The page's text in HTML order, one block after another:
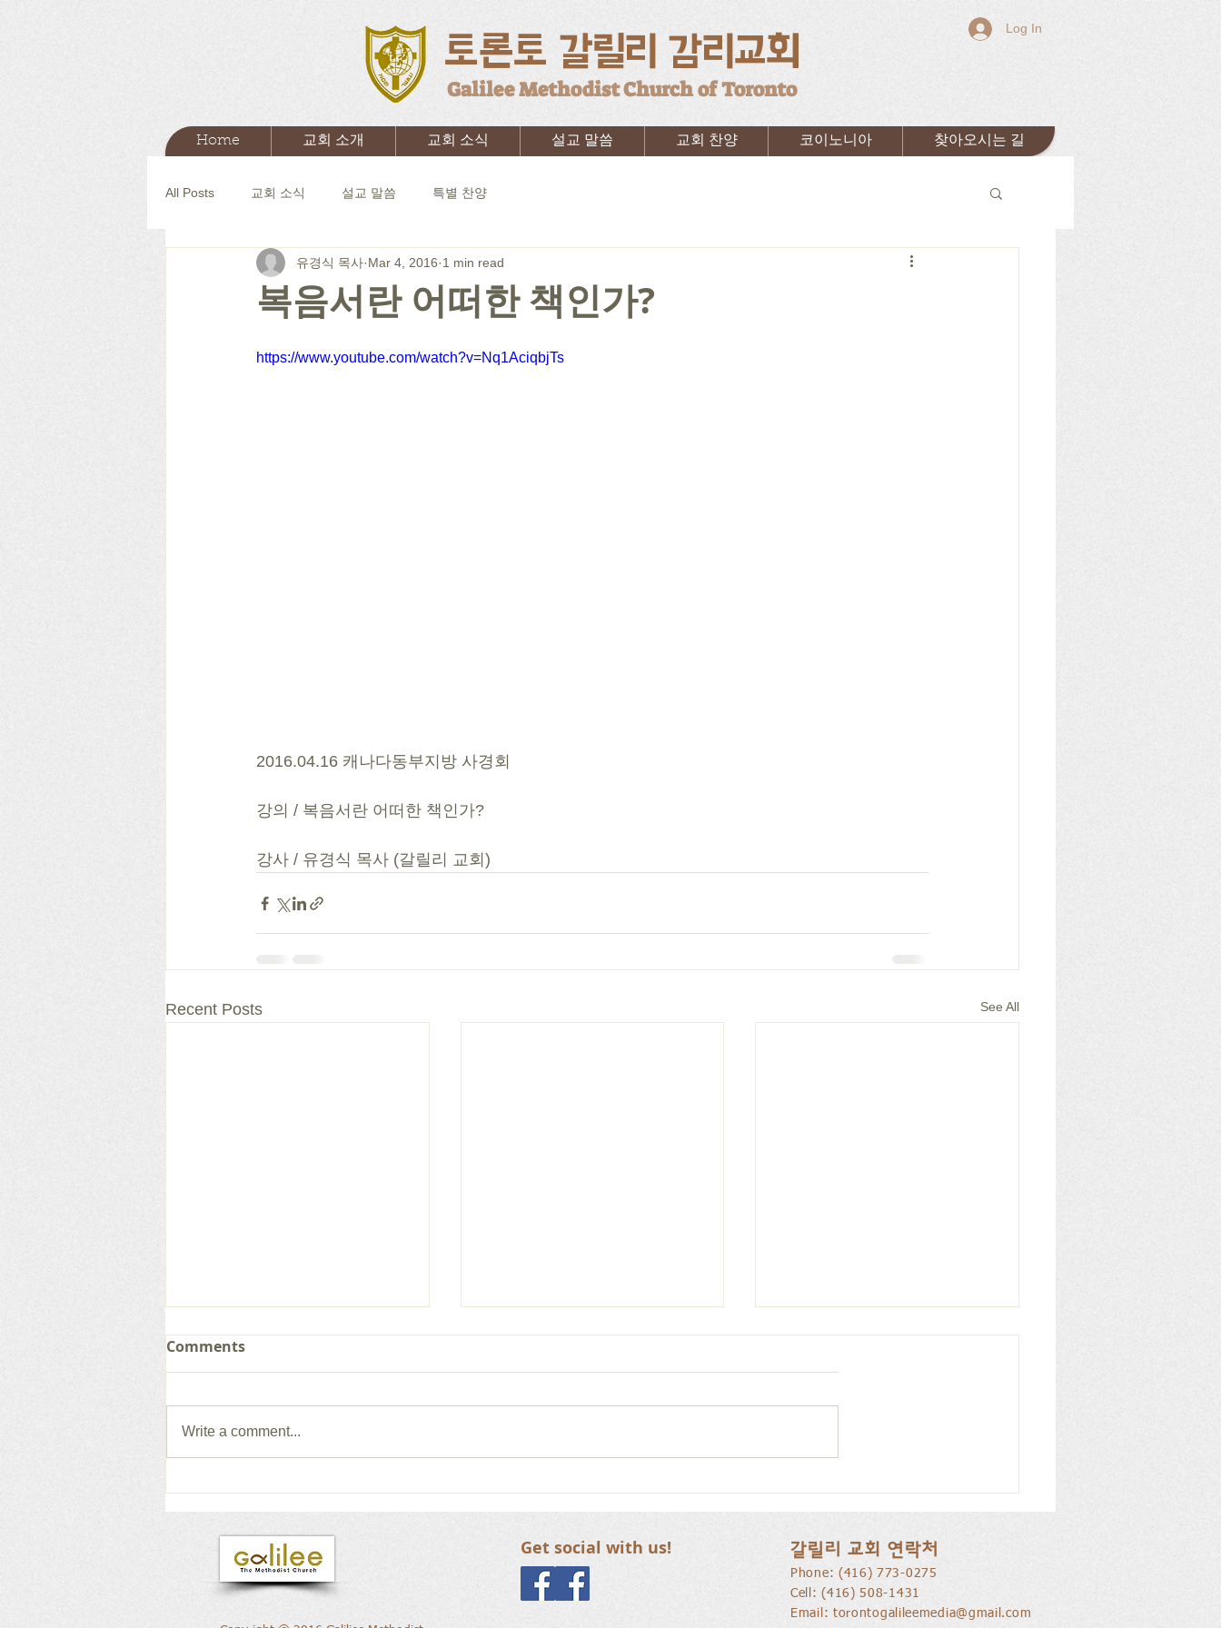
토론토 갈릴리 감리교회
Galilee Methodist Church of Toronto
Log In
Home 교회 소개 교회 소식 설교 말씀 교회 찬양 코이노니아 찾아오시는 길
All Posts 교회 소식 설교 말씀 특별 찬양
복음서란 어떠한 책인가?
유경식 목사 Mar 4, 2016 1 min read
https://www.youtube.com/watch?v=Nq1AciqbjTs
2016.04.16 캐나다동부지방 사경회
강의 / 복음서란 어떠한 책인가?
강사 / 유경식 목사 (갈릴리 교회)
Recent Posts See All
갈릴리 교회, 그레이스 찬양
단, 2026.08.02
갈릴리 교회, 장로님 특별찬
양, 2026.07.26
갈릴리 교회, 피아노 특별찬
양, 2026.07.12
Comments
Write a comment...
Get social with us! 갈릴리 교회 연락처
Phone: ​(416) 773-0275
Cell: (416) 508-1431
Email: torontogalileemedia@gmail.com